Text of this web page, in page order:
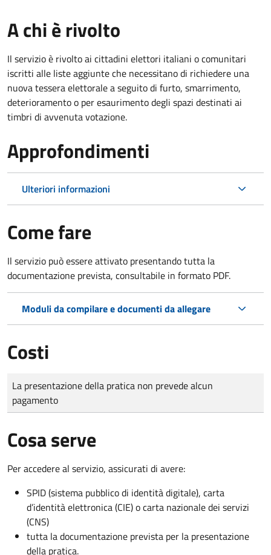
A chi è rivolto
Il servizio è rivolto ai cittadini elettori italiani o comunitari
iscritti alle liste aggiunte che necessitano di richiedere una
nuova tessera elettorale a seguito di furto, smarrimento,
deterioramento o per esaurimento degli spazi destinati ai
timbri di avvenuta votazione.
Approfondimenti
Ulteriori informazioni
Come fare
Il servizio può essere attivato presentando tutta la
documentazione prevista, consultabile in formato PDF.
Moduli da compilare e documenti da allegare
Costi
Tipo di pagamento
Importo
La presentazione della pratica non prevede alcun
pagamento
Cosa serve
Per accedere al servizio, assicurati di avere:
SPID (sistema pubblico di identità digitale), carta
d’identità elettronica (CIE) o carta nazionale dei servizi
(CNS)
tutta la documentazione prevista per la presentazione
della pratica.